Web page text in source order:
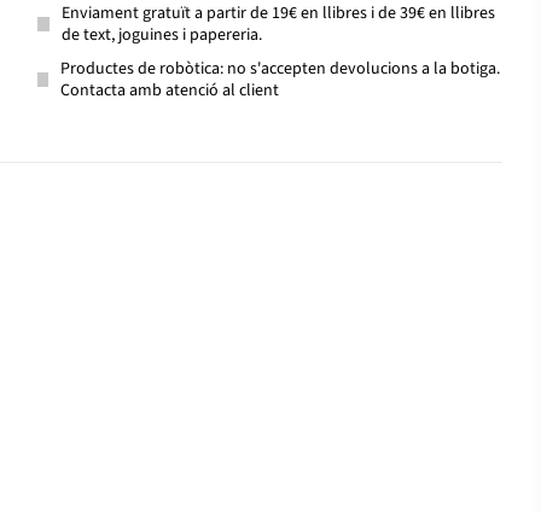
Enviament gratuït a partir de 19€ en llibres i de 39€ en llibres
de text, joguines i papereria.
Productes de robòtica: no s'accepten devolucions a la botiga.
Contacta amb atenció al client